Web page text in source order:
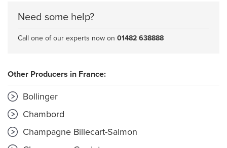
Need some help?
Call one of our experts now on 01482 638888
Other Producers in France:
Bollinger
Chambord
Champagne Billecart-Salmon